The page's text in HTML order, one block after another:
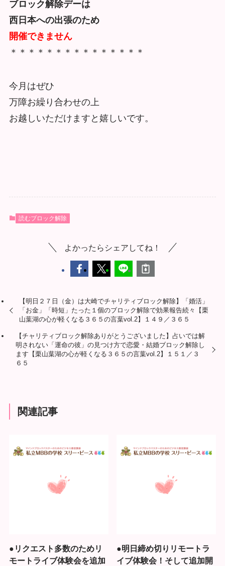
ブロック解除デーは
西日本への出張のため
開催できません
＊＊＊＊＊＊＊＊＊＊＊＊＊＊＊
今月はぜひ
万障お繰り合わせの上
お越しいただけますと嬉しいです。
読むブロック解除
よかったらシェアしてね！
【明日２７日（金）は大崎でチャリティブロック解除】「婚活」
「お金」「時短」たった１個のブロック解除で効果報告続々【栗
山葉湖の心が軽くなる３６５の言葉vol.2】１４９／３６５
【チャリティブロック解除ありがとうございました】占いでは解
明されない「運命の彼」の見つけ方で恋愛・結婚ブロック解除し
ます【栗山葉湖の心が軽くなる３６５の言葉vol.2】１５１／３
６５
関連記事
●リクエスト多数のためリ
モートライブ体験会を追加
●明日締め切りリモートラ
イブ体験会！そして追加開